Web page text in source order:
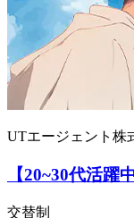
UTエージェント株
【20~30代活
交替制